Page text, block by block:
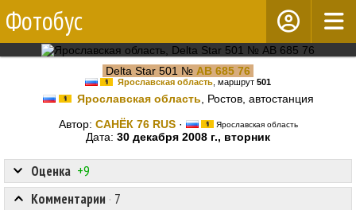
Фотобус
Delta Star 501 № АВ 685 76
Ярославская область , маршрут 501
Ярославская область , Ростов, автостанция
Автор: САНЁК 76 RUS· Ярославская область
Дата: 30 декабря 2008 г., вторник
Оценка +9
Комментарии · 7